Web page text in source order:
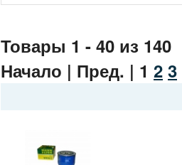
Товары 1 - 40 из 140
Начало | Пред. | 1 2 3